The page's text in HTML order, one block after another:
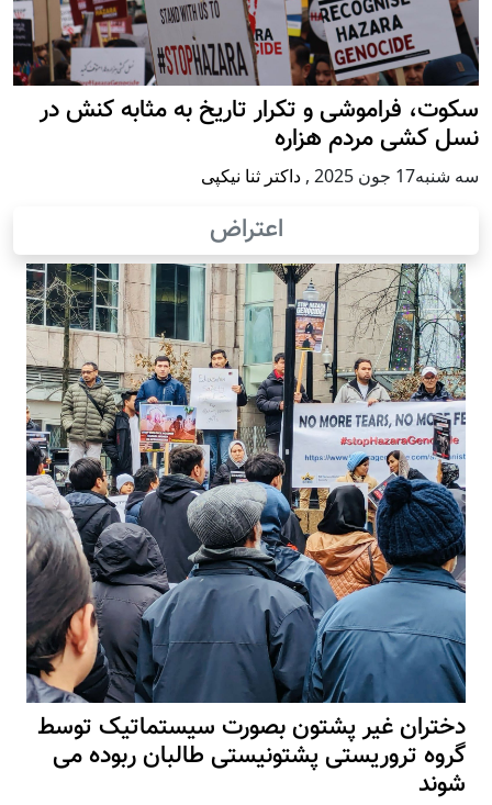
سکوت، فراموشی و تکرار تاريخ به مثابه کنش در
نسل کشی مردم هزاره
سه شنبه17 جون 2025 , داکتر ثنا نیکپی
اعتراض
دختران غیر پشتون بصورت سیستماتیک توسط
گروه تروریستی پشتونیستی طالبان ربوده می
شوند